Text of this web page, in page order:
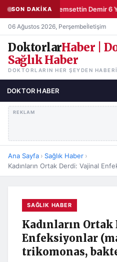
SON DAKİKA Şemsettin Demir 6
06 Ağustos 2026, Perşembeİletişim
DoktorlarHaber |
Sağlık Haber
DOKTORLARIN HER ŞEYDEN
DOKTOR HABER
REKLAM
Ana Sayfa › Sağlık Haber ›
SAĞLIK HABER
Kadınların
Enfeksiyonlar
trikomonas,